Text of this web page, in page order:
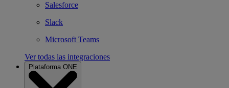
Salesforce
Slack
Microsoft Teams
Ver todas las integraciones
Plataforma ONE